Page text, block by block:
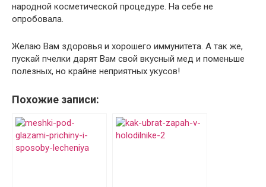
народной косметической процедуре. На себе не
опробовала.
Желаю Вам здоровья и хорошего иммунитета. А так же,
пускай пчелки дарят Вам свой вкусный мед и поменьше
полезных, но крайне неприятных укусов!
Похожие записи: